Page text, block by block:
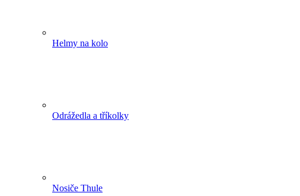
Helmy na kolo
Odrážedla a tříkolky
Nosiče Thule